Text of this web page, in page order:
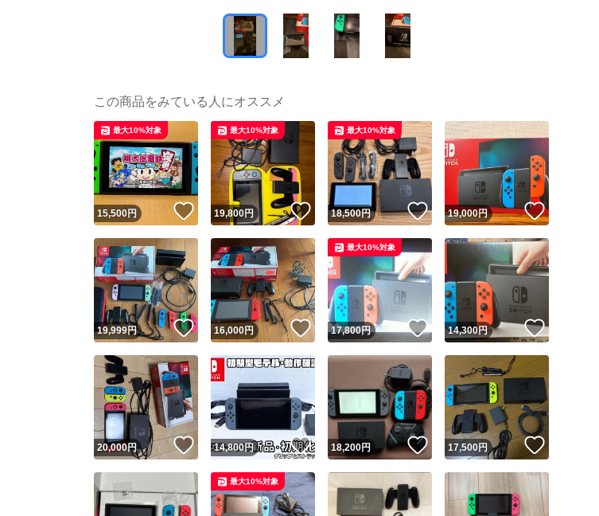
この商品をみている人にオススメ
15,500円 いいね！
最大10%対象
19,800円 いいね！
最大10%対象
18,500円 いいね！
最大10%対象
19,000円 いいね！
19,999円 いいね！
16,000円 いいね！
17,800円 いいね！
最大10%対象
14,300円 いいね！
20,000円 いいね！
14,800円 いいね！
18,200円 いいね！
17,500円 いいね！
最大10%対象